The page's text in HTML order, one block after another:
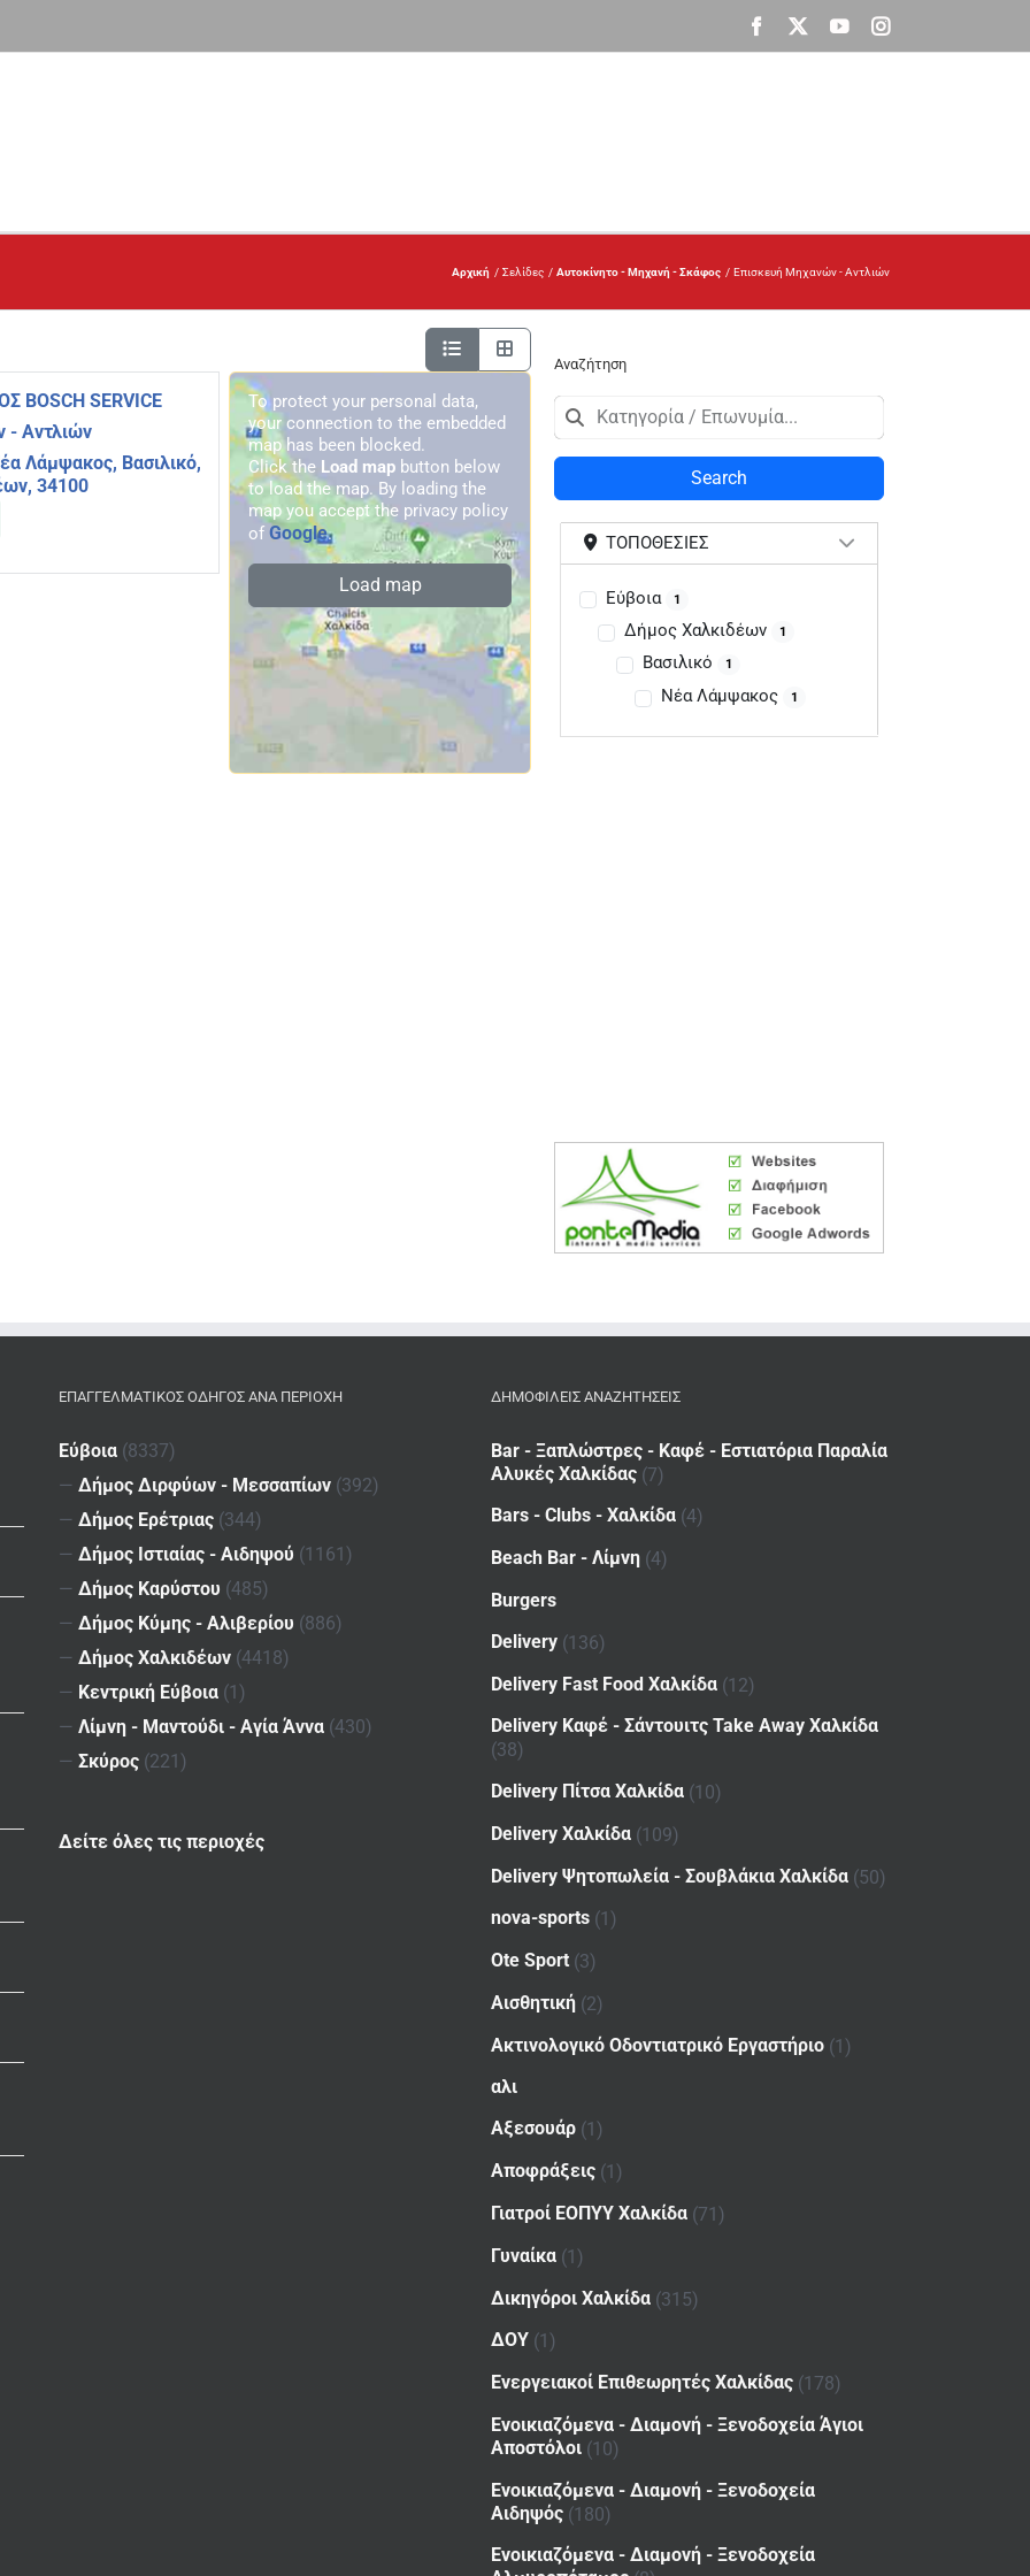
Facebook
X YouTubeInstagram
Αρχική Σελίδες Αυτοκίνητο - Μηχανή - Σκάφος Επισκευή Μηχανών - Αντλιών
BOSCH SERVICE
- Αντλιών
Λάμψακος, Βασιλικό,
34100
To protect your personal data,
your connection to the embedded
map has been blocked.
Click the Load map button below
to load the map. By loading the
map you accept the privacy policy
ofGoogle.
Load map
Αναζήτηση
Search
ΤΟΠΟΘΕΣΊΕΣ
Εύβοια 1
Δήμος Χαλκιδέων 1
Βασιλικό 1
Νέα Λάμψακος 1
ΕΠΑΓΓΕΛΜΑΤΙΚΌΣ ΟΔΗΓΌΣ ΑΝΆ ΠΕΡΙΟΧΉ
Εύβοια (8337)
— Δήμος Διρφύων - Μεσσαπίων (392)
— Δήμος Ερέτριας (344)
— Δήμος Ιστιαίας - Αιδηψού (1161)
— Δήμος Καρύστου (485)
— Δήμος Κύμης - Αλιβερίου (886)
— Δήμος Χαλκιδέων (4418)
— Κεντρική Εύβοια (1)
— Λίμνη - Μαντούδι - Αγία Άννα (430)
— Σκύρος (221)
Δείτε όλες τις περιοχές
ΔΗΜΟΦΙΛΕΙΣ ΑΝΑΖΗΤΗΣΕΙΣ
Bar - Ξαπλώστρες - Καφέ - Εστιατόρια Παραλία
Αλυκές Χαλκίδας (7)
Bars - Clubs - Χαλκίδα (4)
Beach Bar - Λίμνη (4)
Burgers
Delivery (136)
Delivery Fast Food Χαλκίδα (12)
Delivery Καφέ - Σάντουιτς Take Away Χαλκίδα
(38)
Delivery Πίτσα Χαλκίδα (10)
Delivery Χαλκίδα (109)
Delivery Ψητοπωλεία - Σουβλάκια Χαλκίδα (50)
nova-sports (1)
Ote Sport (3)
Αισθητική (2)
Ακτινολογικό Οδοντιατρικό Εργαστήριο (1)
αλι
Αξεσουάρ (1)
Αποφράξεις (1)
Γιατροί ΕΟΠΥΥ Χαλκίδα (71)
Γυναίκα (1)
Δικηγόροι Χαλκίδα (315)
ΔΟΥ (1)
Ενεργειακοί Επιθεωρητές Χαλκίδας (178)
Ενοικιαζόμενα - Διαμονή - Ξενοδοχεία Άγιοι
Αποστόλοι (10)
Ενοικιαζόμενα - Διαμονή - Ξενοδοχεία
Αιδηψός (180)
Ενοικιαζόμενα - Διαμονή - Ξενοδοχεία